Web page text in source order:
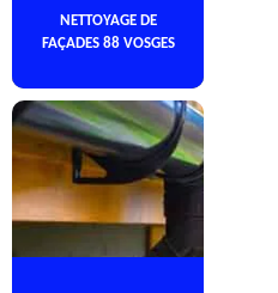
NETTOYAGE DE
FAÇADES 88 VOSGES